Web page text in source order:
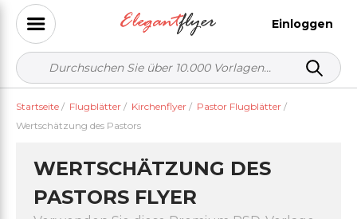
Einloggen
Startseite / Flugblätter / Kirchenflyer / Pastor Flugblätter /
Wertschätzung des Pastors
WERTSCHÄTZUNG DES
PASTORS FLYER